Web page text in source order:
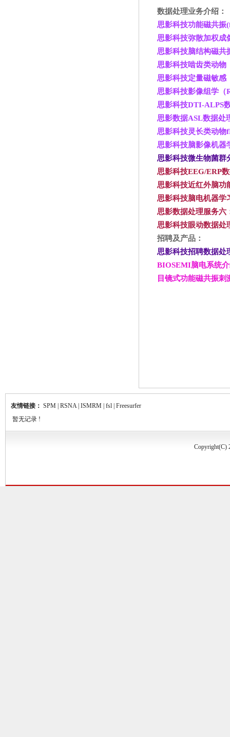
数据处理业务介绍：
思影科技功能磁共振
思影科技弥散加权成
思影科技脑结构磁共
思影科技啮齿类动
思影科技定量磁敏感
思影科技影像组学（
思影科技DTI-ALPS
思影数据ASL数据处
思影科技灵长类动物
思影科技脑影像机器
思影科技微生物菌群
思影科技EEG/ERP
思影科技近红外脑
思影科技脑电机器学
思影数据处理服务六
思影科技眼动数据处
招聘及产品：
思影科技招聘数据处
BIOSEMI脑电系统
目镜式功能磁共振刺
友情链接： SPM RSNA ISMRM fsl Freesurfer
暂无记录 !